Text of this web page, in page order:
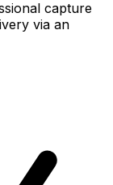
capture
via an